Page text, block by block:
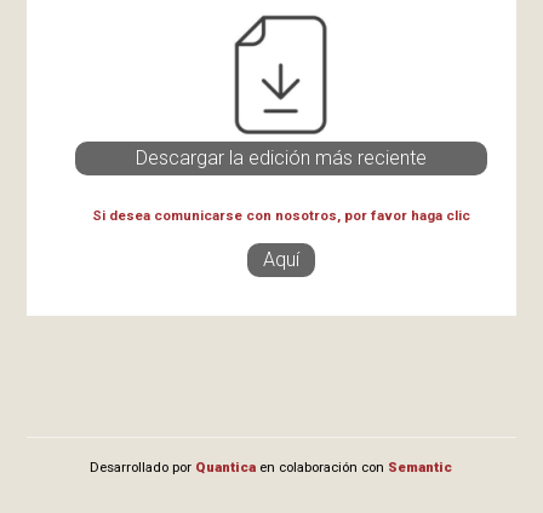
Descargar la edición más reciente
Si desea comunicarse con nosotros, por favor haga clic
Aquí
Desarrollado por Quantica en colaboración con Semantic